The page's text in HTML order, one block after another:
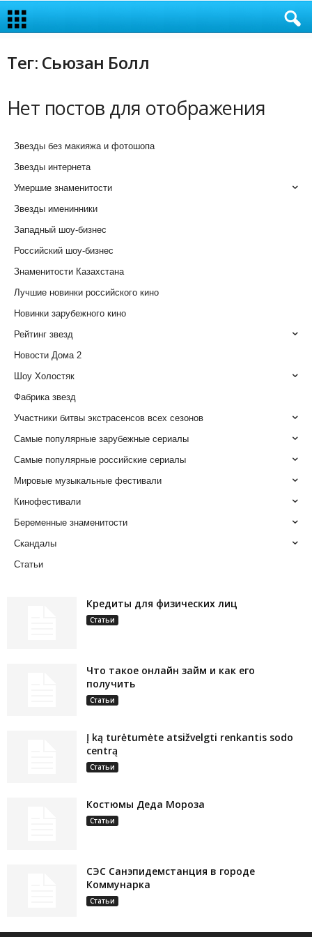
Тег: Сьюзан Болл
Нет постов для отображения
Звезды без макияжа и фотошопа
Звезды интернета
Умершие знаменитости
Звезды именинники
Западный шоу-бизнес
Российский шоу-бизнес
Знаменитости Казахстана
Лучшие новинки российского кино
Новинки зарубежного кино
Рейтинг звезд
Новости Дома 2
Шоу Холостяк
Фабрика звезд
Участники битвы экстрасенсов всех сезонов
Самые популярные зарубежные сериалы
Самые популярные российские сериалы
Мировые музыкальные фестивали
Кинофестивали
Беременные знаменитости
Скандалы
Статьи
Кредиты для физических лиц
Статьи
Что такое онлайн займ и как его
получить
Статьи
Į ką turėtumėte atsižvelgti renkantis sodo
centrą
Статьи
Костюмы Деда Мороза
Статьи
СЭС Санэпидемстанция в городе
Коммунарка
Статьи